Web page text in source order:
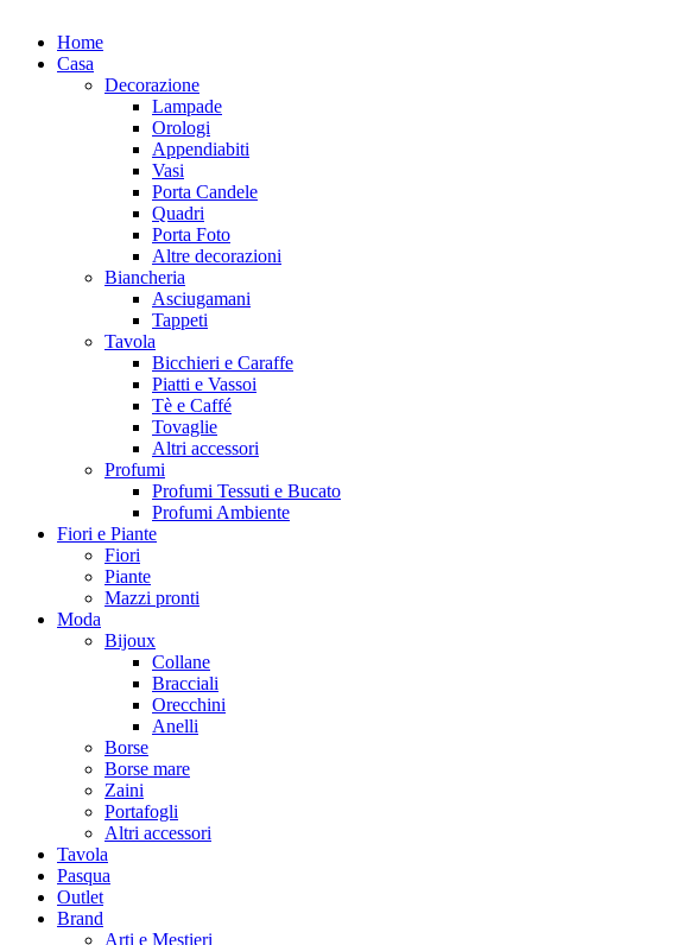
Home
Casa
Decorazione
Lampade
Orologi
Appendiabiti
Vasi
Porta Candele
Quadri
Porta Foto
Altre decorazioni
Biancheria
Asciugamani
Tappeti
Tavola
Bicchieri e Caraffe
Piatti e Vassoi
Tè e Caffé
Tovaglie
Altri accessori
Profumi
Profumi Tessuti e Bucato
Profumi Ambiente
Fiori e Piante
Fiori
Piante
Mazzi pronti
Moda
Bijoux
Collane
Bracciali
Orecchini
Anelli
Borse
Borse mare
Zaini
Portafogli
Altri accessori
Tavola
Pasqua
Outlet
Brand
Arti e Mestieri